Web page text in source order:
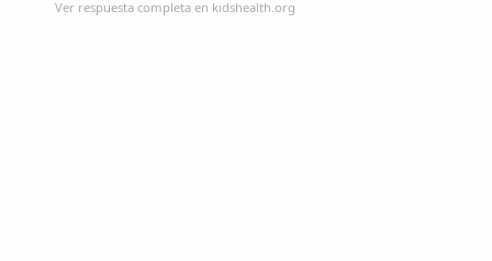
Ver respuesta completa en kidshealth.org